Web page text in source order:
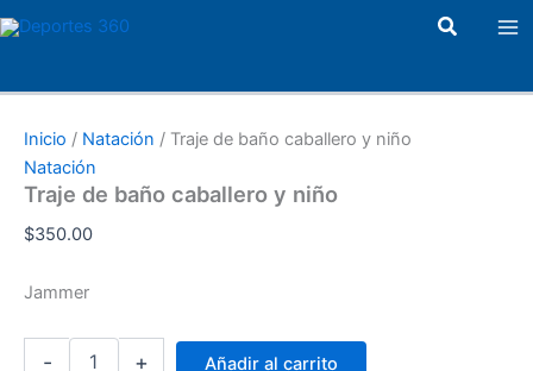
Ir
al
Buscar
Inicio / Natación / Traje de baño caballero y niño
Natación
Traje de baño caballero y niño
$350.00
Jammer
-
de
niño
cantidad
+
Añadir al carrito